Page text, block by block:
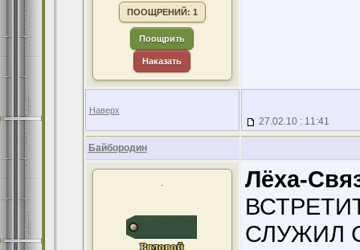
ПООЩРЕНИЙ: 1
Поощрить
Наказать
Наверх
27.02.10 : 11:41
Байбородин
.
Лёха-
СЛУЖИЛ